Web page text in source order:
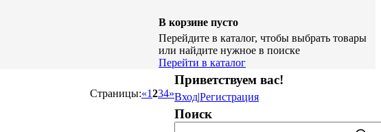
В корзине пусто
Перейдите в каталог, чтобы выбрать товары
или найдите нужное в поиске
Перейти в каталог
Страницы:«1234»
Приветствуем вас!
Вход|Регистрация
Поиск